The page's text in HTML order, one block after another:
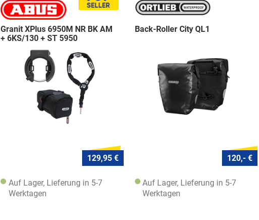
Granit XPlus 6950M NR BK AM
+ 6KS/130 + ST 5950
129,95 €
Auf Lager, Lieferung in 5-7
Werktagen
Back-Roller City QL1
120,- €
Auf Lager, Lieferung in 5-7
Werktagen